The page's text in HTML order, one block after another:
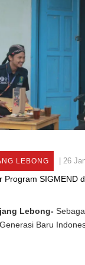
LEBONG 26
Program SIGMEND
Lebong-
Baru